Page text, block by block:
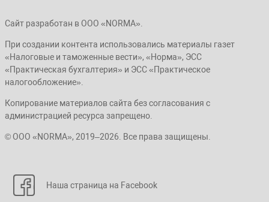
Сайт разработан в ООО «NORMA».
При создании контента использовались материалы газет
«Налоговые и таможенные вести», «Норма», ЭСС
«Практическая бухгалтерия» и ЭСС «Практическое
налогообложение».
Копирование материалов сайта без согласования с
администрацией ресурса запрещено.
© ООО «NORMA», 2019–2026. Все права защищены.
Наша страница на Facebook